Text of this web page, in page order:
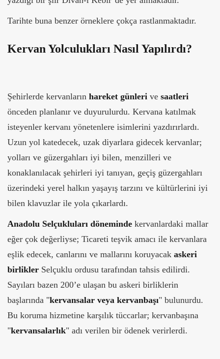
Tarihte buna benzer örneklere çokça rastlanmaktadır.
Kervan Yolculukları Nasıl Yapılırdı?
Şehirlerde kervanların hareket günleri ve saatleri
önceden planlanır ve duyurulurdu. Kervana katılmak
isteyenler kervanı yönetenlere isimlerini yazdırırlardı.
Uzun yol katedecek, uzak diyarlara gidecek kervanlar;
yolları ve güzergahları iyi bilen, menzilleri ve
konaklanılacak şehirleri iyi tanıyan, geçiş güzergahları
üzerindeki yerel halkın yaşayış tarzını ve kültürlerini iyi
bilen klavuzlar ile yola çıkarlardı.
Anadolu Selçukluları döneminde kervanlardaki mallar
eğer çok değerliyse; Ticareti teşvik amacı ile kervanlara
eşlik edecek, canlarını ve mallarını koruyacak askeri
birlikler Selçuklu ordusu tarafından tahsis edilirdi.
Sayıları bazen 200’e ulaşan bu askeri birliklerin
başlarında "kervansalar veya kervanbaşı" bulunurdu.
Bu koruma hizmetine karşılık tüccarlar; kervanbaşına
"kervansalarlık" adı verilen bir ödenek verirlerdi.